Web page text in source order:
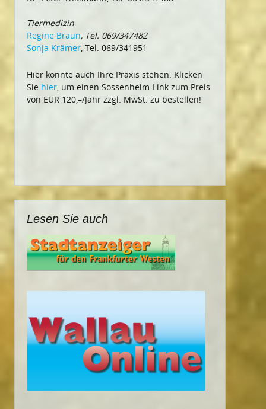
Tiermedizin
Regine Braun, Tel. 069/347482
Sonja Krämer, Tel. 069/341951
Hier könnte auch Ihre Praxis stehen. Klicken
Sie hier, um einen Sossenheim-Link zum Preis
von EUR 120,–/Jahr zzgl. MwSt. zu bestellen!
Lesen Sie auch